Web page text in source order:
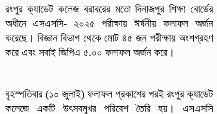
রংপুর ক্যাডেট কলেজ বরাবরের মতো দিনাজপুর শিক্ষা বোর্ডের
অধীনে এসএসসি- ২০২৫ পরীক্ষায় ঈর্ষনীয় ফলাফল অর্জন
করেছে। বিজ্ঞান বিভাগ থেকে মোট ৪৫ জন পরীক্ষায় অংশগ্রহণ
করে এবং সবাই জিপিএ ৫.০০ ফলাফল অর্জন করে।
বৃহস্পতিবার (১০ জুলাই) ফলাফল প্রকাশের পরই রংপুর ক্যাডেট
কলেজে একটি উৎসবমুখর পরিবেশ তৈরি হয়। এসএসসি